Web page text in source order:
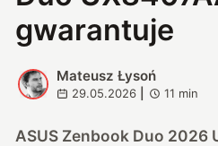
gwarantuje
M
Mateusz Łysoń
29.05.2026 11 min
ASUS Zenbook Duo 2026